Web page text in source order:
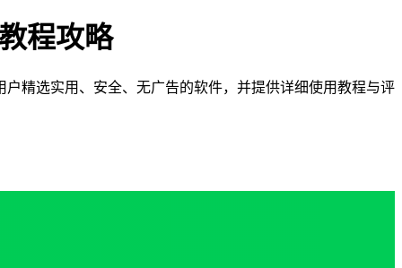
程攻略
精选实用、安全、无广告的软件，并提供详细使用教程与评